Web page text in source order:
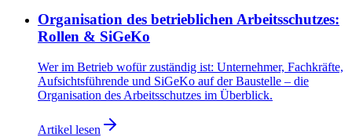
Organisation des betrieblichen Arbeitsschutzes:
Rollen & SiGeKo
Wer im Betrieb wofür zuständig ist: Unternehmer, Fachkräfte,
Aufsichtsführende und SiGeKo auf der Baustelle – die
Organisation des Arbeitsschutzes im Überblick.
Artikel lesen